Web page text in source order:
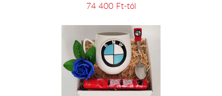
74 400 Ft-tól